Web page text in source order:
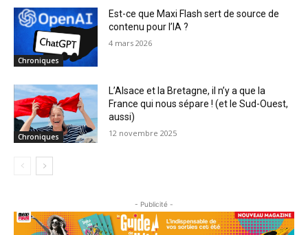
Chroniques
Est-ce que Maxi Flash sert de source de
contenu pour l’IA ?
4 mars 2026
Chroniques
L’Alsace et la Bretagne, il n’y a que la
France qui nous sépare ! (et le Sud-Ouest,
aussi)
12 novembre 2025
- Publicité -